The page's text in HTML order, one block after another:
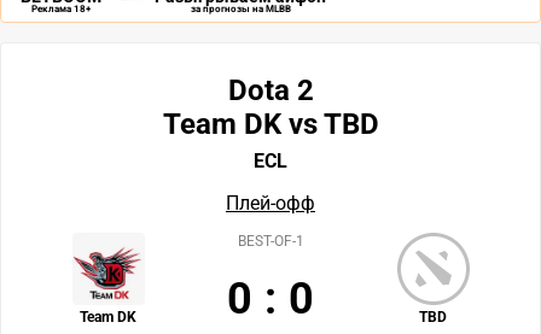
Реклама 18+ за прогнозы на MLBB
Dota 2
Team DK vs TBD
ECL
Плей-офф
Team DK TBD
BEST-OF-1
0 : 0